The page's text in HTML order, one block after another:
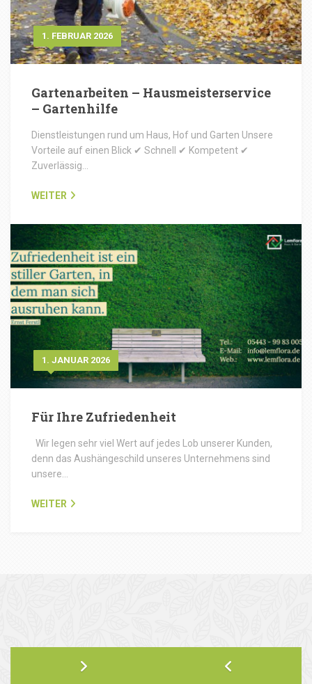
1. FEBRUAR 2026
Gartenarbeiten – Hausmeisterservice
– Gartenhilfe
Dienstleistungen rund um Haus, Hof und Garten Unsere
Vorteile auf einen Blick ✔ Schnell ✔ Kompetent ✔
Zuverlässig…
WEITER
1. JANUAR 2026
Für Ihre Zufriedenheit
Wir legen sehr viel Wert auf jedes Lob unserer Kunden,
denn das Aushängeschild unseres Unternehmens sind
unsere…
WEITER